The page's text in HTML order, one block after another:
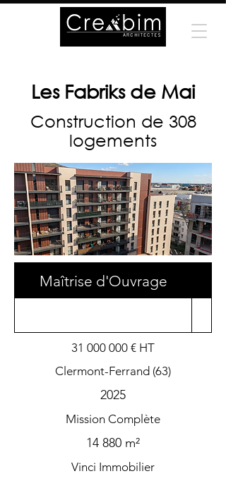
Les Fabriks de Mai
Construction de 308
logements
Maîtrise d'Ouvrage
31 000 000 € HT
Clermont-Ferrand (63)
2025
Mission Complète
14 880 m²
Vinci Immobilier